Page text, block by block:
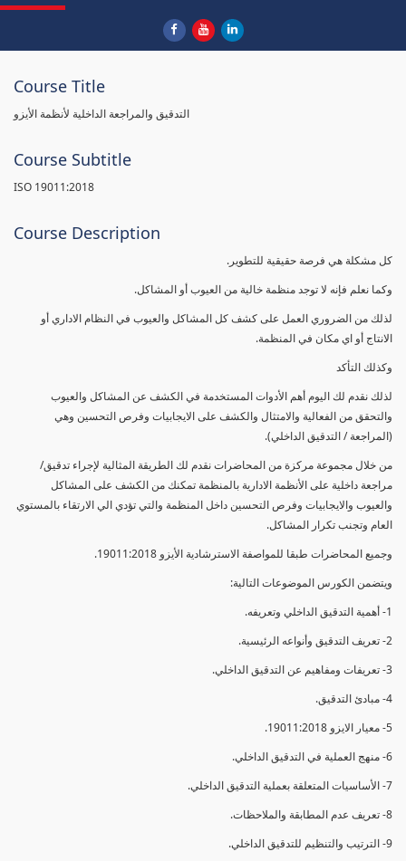
Course Title
التدقيق والمراجعة الداخلية لأنظمة الأيزو
Course Subtitle
ISO 19011:2018
Course Description
كل مشكلة هي فرصة حقيقية للتطوير.
وكما نعلم فإنه لا توجد منظمة خالية من العيوب أو المشاكل.
لذلك من الضروري العمل على كشف كل المشاكل والعيوب في النظام الاداري أو
الانتاج أو اي مكان في المنظمة.
وكذلك التأكد
لذلك نقدم لك اليوم أهم الأدوات المستخدمة في الكشف عن المشاكل والعيوب
والتحقق من الفعالية والامتثال والكشف على الايجابيات وفرص التحسين وهي
(المراجعة / التدقيق الداخلي).
من خلال مجموعة مركزة من المحاضرات نقدم لك الطريقة المثالية لإجراء تدقيق/
مراجعة داخلية على الأنظمة الادارية بالمنظمة تمكنك من الكشف على المشاكل
والعيوب والايجابيات وفرص التحسين داخل المنظمة والتي تؤدي الي الارتقاء بالمستوي
العام وتجنب تكرار المشاكل.
وجميع المحاضرات طبقا للمواصفة الاسترشادية الأيزو 19011:2018.
ويتضمن الكورس الموضوعات التالية:
1- أهمية التدقيق الداخلي وتعريفه.
2- تعريف التدقيق وأنواعه الرئيسية.
3- تعريفات ومفاهيم عن التدقيق الداخلي.
4- مبادئ التدقيق.
5- معيار الايزو 19011:2018.
6- منهج العملية في التدقيق الداخلي.
7- الأساسيات المتعلقة بعملية التدقيق الداخلي.
8- تعريف عدم المطابقة والملاحظات.
9- الترتيب والتنظيم للتدقيق الداخلي.